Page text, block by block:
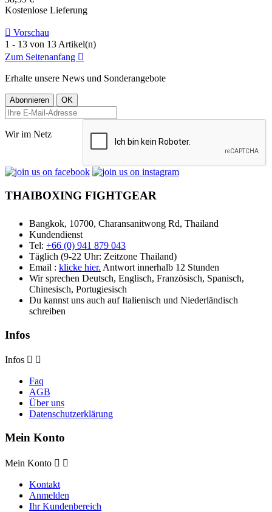
Kostenlose Lieferung
 Vorschau
1 - 13 von 13 Artikel(n)
Zum Seitenanfang 
Erhalte unsere News und Sonderangebote
Wir im Netz
THAIBOXING FIGHTGEAR
Bangkok, 10700, Charansanitwong Rd, Thailand
Kundendienst
Tel: +66 (0) 941 879 043
Täglich (9-22 Uhr: Zeitzone Thailand)
Email : klicke hier. Antwort innerhalb 12 Stunden
Wir sprechen Deutsch, Englisch, Französisch, Spanisch,
Chinesisch, Portugiesisch
Du kannst uns auch auf Italienisch und Niederländisch
schreiben
Infos
Infos  
Faq
AGB
Über uns
Datenschutzerklärung
Mein Konto
Mein Konto  
Kontakt
Anmelden
Ihr Kundenbereich